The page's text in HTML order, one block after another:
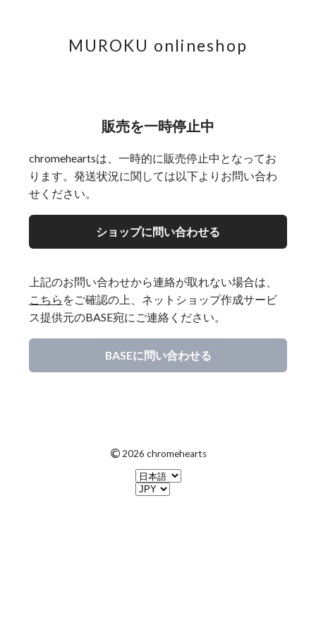
MUROKU onlineshop
販売を一時停止中
chromeheartsは、一時的に販売停止中となってお
ります。発送状況に関しては以下よりお問い合わ
せください。
ショップに問い合わせる
上記のお問い合わせから連絡が取れない場合は、
こちら をご確認の上、ネットショップ作成サービ
ス提供元のBASE宛にご連絡ください。
BASEに問い合わせる
© 2026 chromehearts